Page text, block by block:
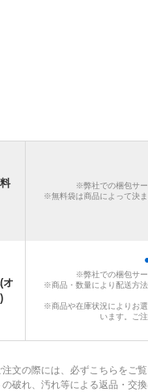
※弊社での梱包サー
※無料袋は商品によって決
オ
※弊社での梱包サー
※商品・数量により配送方法
※商品や在庫状況によりお
います。ご
文の際には、必ずこちらをご覧
れ、汚れ等による返品・交換